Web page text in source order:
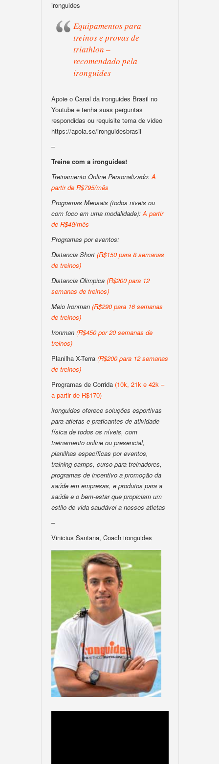
ironguides
Equipamentos para
treinos e provas de
triathlon –
recomendado pela
ironguides
Apoie o Canal da ironguides Brasil no
Youtube e tenha suas perguntas
respondidas ou requisite tema de video
https://apoia.se/ironguidesbrasil
–
Treine com a ironguides!
Treinamento Online Personalizado:A
partir de R$795/mês
Programas Mensais (todos niveis ou
com foco em uma modalidade):A partir
de R$49/mês
Programas por eventos:
Distancia Short (R$150 para 8 semanas
de treinos)
Distancia Olimpica (R$200 para 12
semanas de treinos)
Meio Ironman (R$290 para 16 semanas
de treinos)
Ironman (R$450 por 20 semanas de
treinos)
Planilha X-Terra (R$200 para 12 semanas
de treinos)
Programas de Corrida (10k, 21k e 42k –
a partir de R$170)
ironguides oferece soluções esportivas
para atletas e praticantes de atividade
física de todos os níveis, com
treinamento online ou presencial,
planilhas específicas por eventos,
training camps, curso para treinadores,
programas de incentivo a promoção da
saúde em empresas, e produtos para a
saúde e o bem-estar que propiciam um
estilo de vida saudável a nossos atletas
–
Vinicius Santana, Coach ironguides